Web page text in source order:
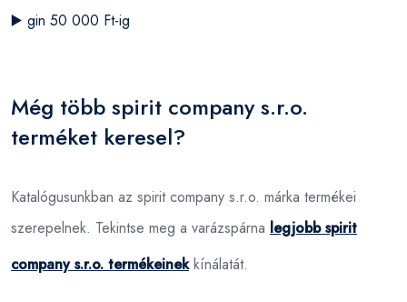
▶️ gin 50 000 Ft-ig
Még több spirit company s.r.o.
terméket keresel?
Katalógusunkban az spirit company s.r.o. márka termékei
szerepelnek. Tekintse meg a varázspárna legjobb spirit
company s.r.o. termékeinekkínálatát.